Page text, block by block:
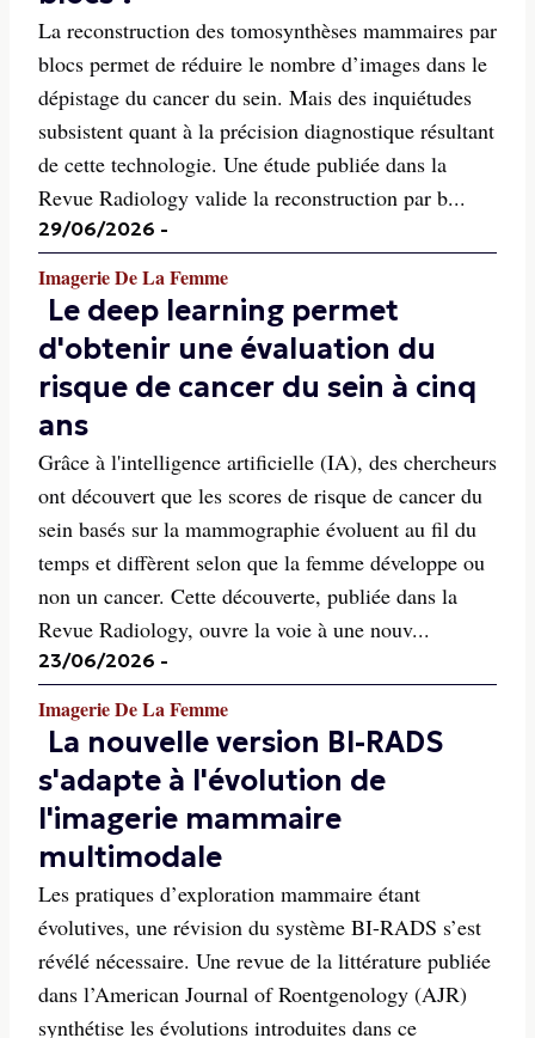
La reconstruction des tomosynthèses mammaires par
blocs permet de réduire le nombre d’images dans le
dépistage du cancer du sein. Mais des inquiétudes
subsistent quant à la précision diagnostique résultant
de cette technologie. Une étude publiée dans la
Revue Radiology valide la reconstruction par b...
29/06/2026 -
Imagerie De La Femme
Le deep learning permet
d'obtenir une évaluation du
risque de cancer du sein à cinq
ans
Grâce à l'intelligence artificielle (IA), des chercheurs
ont découvert que les scores de risque de cancer du
sein basés sur la mammographie évoluent au fil du
temps et diffèrent selon que la femme développe ou
non un cancer. Cette découverte, publiée dans la
Revue Radiology, ouvre la voie à une nouv...
23/06/2026 -
Imagerie De La Femme
La nouvelle version BI-RADS
s'adapte à l'évolution de
l'imagerie mammaire
multimodale
Les pratiques d’exploration mammaire étant
évolutives, une révision du système BI-RADS s’est
révélé nécessaire. Une revue de la littérature publiée
dans l’American Journal of Roentgenology (AJR)
synthétise les évolutions introduites dans ce